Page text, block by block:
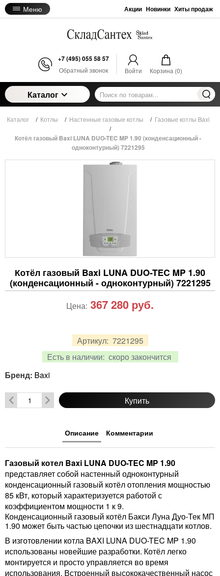
Меню Акции Новинки Хиты продаж
+7 (495) 055 58 57
Обратный звонок Войти Корзина (0)
Каталог
Каталог / Котлы / Настенные газовые котлы / Газовые котлы Baxi
/
Котёл газовый Baxi LUNA DUO-TEC MP 1.90 (конденсационный -
одноконтурный) 7221295
Котёл газовый Baxi LUNA DUO-TEC MP 1.90
(конденсационный - одноконтурный) 7221295
Артикул: 7221295
Есть в наличии: скоро закончится
Цена: 367 280 руб.
Бренд: Baxi
Купить
Описание Комментарии
Газовый котел Baxi LUNA DUO-TEC MP 1.90
представляет собой настенный одноконтурный
конденсационный газовый котёл отопления мощностью
85 кВт, который характеризуется работой с
коэффициентом мощности 1 к 9.
Конденсационный газовый котёл Бакси Луна Дуо-Тек МП
1.90 может быть частью цепочки из шестнадцати котлов.
В изготовлении котла BAXI LUNA DUO-TEC MP 1.90
использованы новейшие разработки. Котёл легко
монтируется и просто управляется во время
использования. Встроенный высококачественный насос